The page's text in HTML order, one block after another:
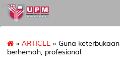
pnc
» ARTICLE » Guna
berhemah, profesional